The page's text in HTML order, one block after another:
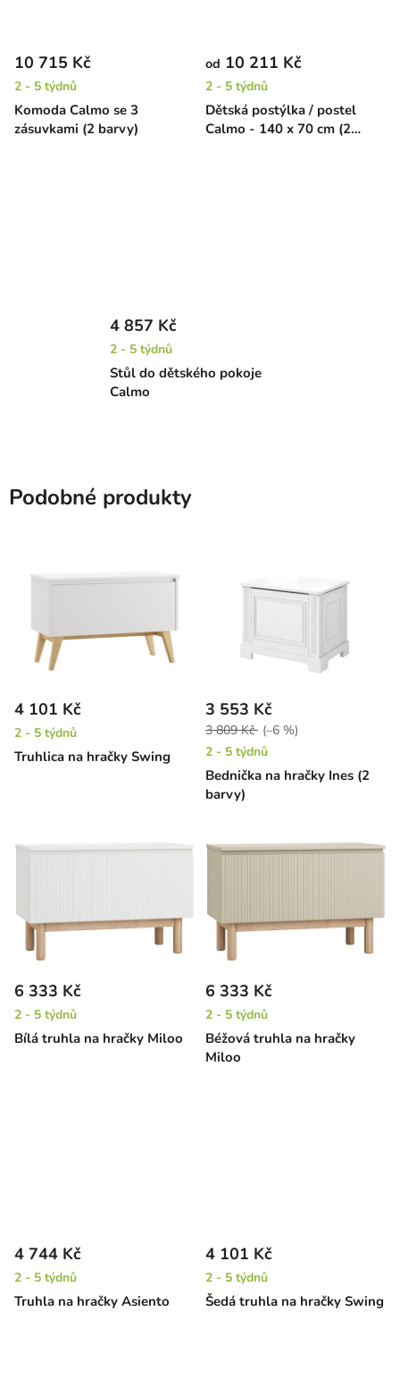
Komoda Calmo se 3
zásuvkami (2 barvy)
10 715 Kč
2 - 5 týdnů
Dětská postýlka / postel
Calmo - 140 x 70 cm (2
od 10 211 Kč
2 - 5 týdnů
Stůl do dětského pokoje
Calmo
4 857 Kč
2 - 5 týdnů
Podobné produkty
Truhlica na hračky Swing
4 101 Kč
2 - 5 týdnů
Bednička na hračky Ines (2
barvy)
3 553 Kč
3 809 Kč (–6 %)
2 - 5 týdnů
Bílá truhla na hračky Miloo
6 333 Kč
2 - 5 týdnů
Béžová truhla na hračky
Miloo
6 333 Kč
2 - 5 týdnů
Truhla na hračky Asiento
4 744 Kč
2 - 5 týdnů
Šedá truhla na hračky Swing
4 101 Kč
2 - 5 týdnů